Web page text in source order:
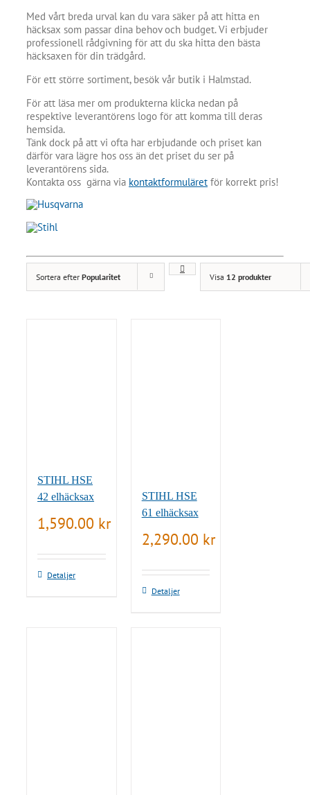
Med vårt breda urval kan du vara säker på att hitta en
häcksax som passar dina behov och budget. Vi erbjuder
professionell rådgivning för att du ska hitta den bästa
häcksaxen för din trädgård.
För ett större sortiment, besök vår butik i Halmstad.
För att läsa mer om produkterna klicka nedan på
respektive leverantörens logo för att komma till deras
hemsida.
Tänk dock på att vi ofta har erbjudande och priset kan
därför vara lägre hos oss än det priset du ser på
leverantörens sida.
Kontakta oss gärna via kontaktformuläret för korrekt pris!
Sortera efter Popularitet Visa 12 produkter
STIHL HSE
42 elhäcksax
1,590.00 kr
Detaljer
STIHL HSE
61 elhäcksax
2,290.00 kr
Detaljer